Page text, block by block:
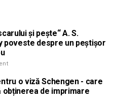
și pește“ A. S.
poveste despre un peștișor
o viză Schengen - care
de imprimare